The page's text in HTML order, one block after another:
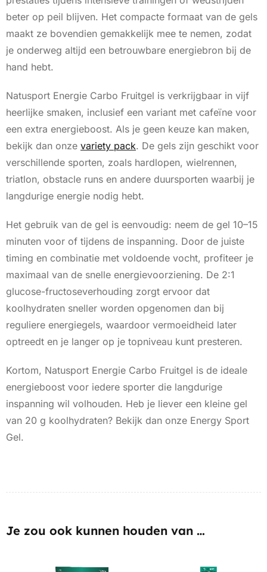
beter op peil blijven. Het compacte formaat van de gels
maakt ze bovendien gemakkelijk mee te nemen, zodat
je onderweg altijd een betrouwbare energiebron bij de
hand hebt.
Natusport Energie Carbo Fruitgel is verkrijgbaar in vijf
heerlijke smaken, inclusief een variant met cafeïne voor
een extra energieboost. Als je geen keuze kan maken,
bekijk dan onze variety pack. De gels zijn geschikt voor
verschillende sporten, zoals hardlopen, wielrennen,
triatlon, obstacle runs en andere duursporten waarbij je
langdurige energie nodig hebt.
Het gebruik van de gel is eenvoudig: neem de gel 10–15
minuten voor of tijdens de inspanning. Door de juiste
timing en combinatie met voldoende vocht, profiteer je
maximaal van de snelle energievoorziening. De 2:1
glucose-fructoseverhouding zorgt ervoor dat
koolhydraten sneller worden opgenomen dan bij
reguliere energiegels, waardoor vermoeidheid later
optreedt en je langer op je topniveau kunt presteren.
Kortom, Natusport Energie Carbo Fruitgel is de ideale
energieboost voor iedere sporter die langdurige
inspanning wil volhouden. Heb je liever een kleine gel
van 20 g koolhydraten? Bekijk dan onze Energy Sport
Gel.
Je zou ook kunnen houden van …